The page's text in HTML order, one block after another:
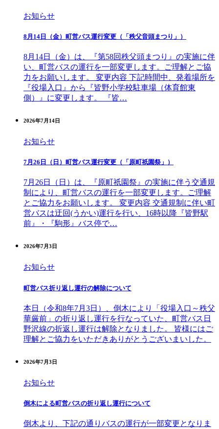
お知らせ
8月14日（金）町営バス運行変更（「秩父音頭まつり」）
8月14日（金）は、『第58回秩父頭まつり』の実施に伴
い、町営バスの運行を一部変更します。ご理解とご協
力をお願いします。 変更内容 下記時間中、発着場所を
『役場入口』から『皆野小学校駐車場（体育館東
側）』に変更します。 『皆…
2026年7月14日
お知らせ
7月26日（日）町営バス運行変更（「原町祇園祭」）
7月26日（日）は、『原町祇園祭』の実施に伴う交通規
制により、町営バスの運行を一部変更します。ご理解
とご協力をお願いします。 変更内容 交通規制に伴い町
営バスは迂回(うかい)運行を行い、16時以降『皆野駅
前』・『駒形』バス停で…
2026年7月3日
お知らせ
町営バス折り返し運行の解除について
本日（令和8年7月3日）、倒木により「役場入口～秩父
華厳前」の折り返し運行を行なっていた、町営バス日
野沢線の折返し運行は解除となりました。 皆様にはご
理解とご協力をいただきありがとうございまいした。
2026年7月3日
お知らせ
倒木による町営バスの折り返し運行について
倒木より、下記の通りバスの運行が一部変更となりま